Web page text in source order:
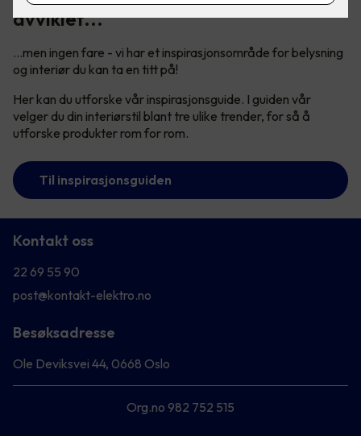
avviklet...
...men ingen fare - vi har et inspirasjonsområde for belysning
og interiør du kan ta en titt på!
Her kan du utforske vår inspirasjonsguide. I guiden vår
velger du din interiørstil blant tre ulike trender, for så å
utforske produkter rom for rom.
Til inspirasjonsguiden
Kontakt oss
22 69 55 90
post@kontakt-elektro.no
Besøksadresse
Ole Deviksvei 44, 0668 Oslo
Org.no 982 752 515